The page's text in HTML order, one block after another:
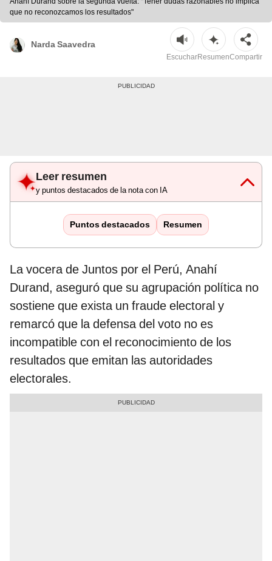
que no reconozcamos los resultados"
Narda Saavedra
EscucharResumenCompartir
Leer resumen
y puntos destacados de la nota con IA
Puntos destacados Resumen
La vocera de Juntos por el Perú, Anahí
Durand, aseguró que su agrupación política no
sostiene que exista un fraude electoral y
remarcó que la defensa del voto no es
incompatible con el reconocimiento de los
resultados que emitan las autoridades
electorales.